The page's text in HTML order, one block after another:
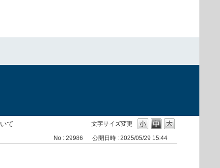
文字サイズ変更
て
No : 29986 公開日時 : 2025/05/29 15:44